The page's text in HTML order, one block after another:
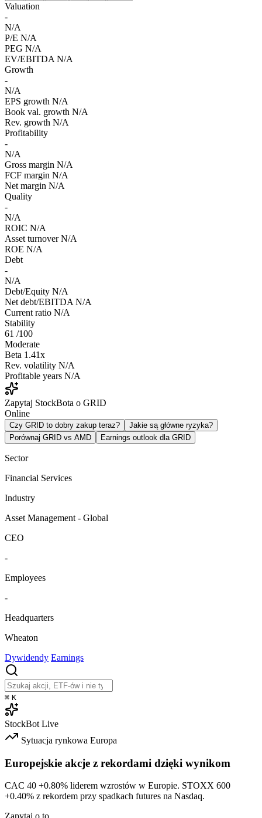
Valuation
-
N/A
P/E N/A
PEG N/A
EV/EBITDA N/A
Growth
-
N/A
EPS growth N/A
Book val. growth N/A
Rev. growth N/A
Profitability
-
N/A
Gross margin N/A
FCF margin N/A
Net margin N/A
Quality
-
N/A
ROIC N/A
Asset turnover N/A
ROE N/A
Debt
-
N/A
Debt/Equity N/A
Net debt/EBITDA N/A
Current ratio N/A
Stability
61 /100
Moderate
Beta 1.41x
Rev. volatility N/A
Profitable years N/A
Zapytaj StockBota o GRID
Online
Czy GRID to dobry zakup teraz?
Jakie są główne ryzyka?
Porównaj GRID vs AMD
Earnings outlook dla GRID
Sector
Financial Services
Industry
Asset Management - Global
CEO
-
Employees
-
Headquarters
Wheaton
Dywidendy Earnings
⌘ K
StockBot Live
Sytuacja rynkowa Europa
Europejskie akcje z rekordami dzięki wynikom
CAC 40 +0.80% liderem wzrostów w Europie. STOXX 600
+0.40% z rekordem przy spadkach futures na Nasdaq.